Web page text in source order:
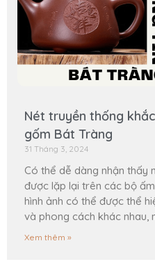
Nét truyền thống
gốm Bát Tràng
31 Tháng 3, 2024
Có thể dễ dàng nhận thấy
được lặp lại trên các bộ
hình ảnh có thể được thể
và phong cách khác nhau,
Xem thêm »